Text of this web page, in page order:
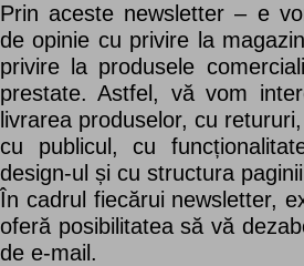
Prin aceste newsletter – e
de opinie cu privire la
privire la produsele
prestate. Astfel, vă vom
livrarea produselor, cu
cu publicul, cu
design-ul și cu structura
În cadrul fiecărui newsletter,
oferă posibilitatea să vă
de e-mail.